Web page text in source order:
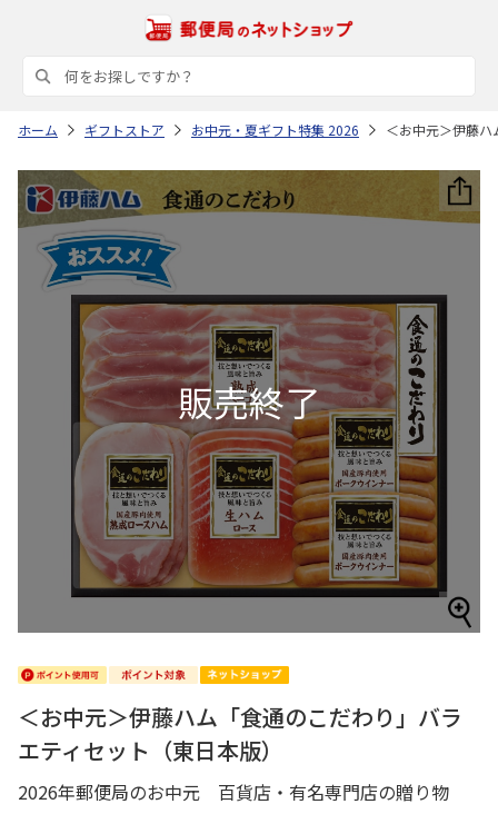
ホーム ギフトストア お中元・夏ギフト特集 2026 ＜お中元＞伊藤
＜お中元＞伊藤ハム「食通のこだわり」バラ
エティセット（東日本版）
2026年郵便局のお中元 百貨店・有名専門店の贈り物